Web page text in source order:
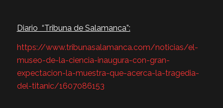
Diario “Tribuna de Salamanca”:
https://www.tribunasalamanca.com/noticias/el-
museo-de-la-ciencia-inaugura-con-gran-
expectacion-la-muestra-que-acerca-la-tragedia-
del-titanic/1607086153